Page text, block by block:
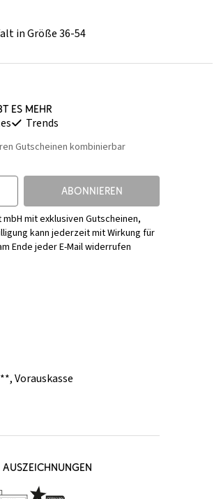
in Größe 36-54
es mehr
Trends
Gutscheinen kombinierbar
ABONNIEREN
mit exklusiven Gutscheinen,
kann jederzeit mit Wirkung für
Ende jeder E-Mail widerrufen
,Vorauskasse
AUSZEICHNUNGEN